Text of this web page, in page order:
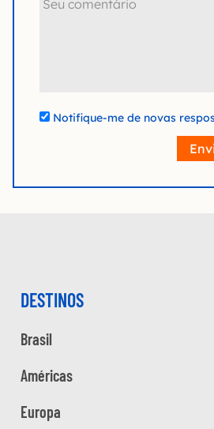
Notifique-me de novas
DESTINOS
Brasil
Américas
Europa